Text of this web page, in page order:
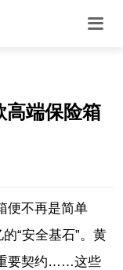
高端保险箱
便不再是简单
“安全基石”。黄
要契约……这些